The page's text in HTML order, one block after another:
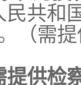
民共
（需
提供